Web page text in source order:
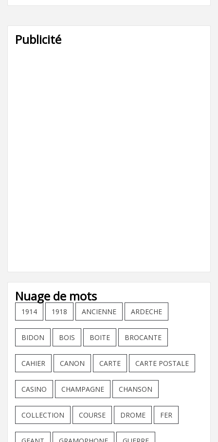
Publicité
Nuage de mots
1914 1918 ANCIENNE ARDECHE
BIDON BOIS BOITE BROCANTE
CAHIER CANON CARTE CARTE POSTALE
CASINO CHAMPAGNE CHANSON
COLLECTION COURSE DROME FER